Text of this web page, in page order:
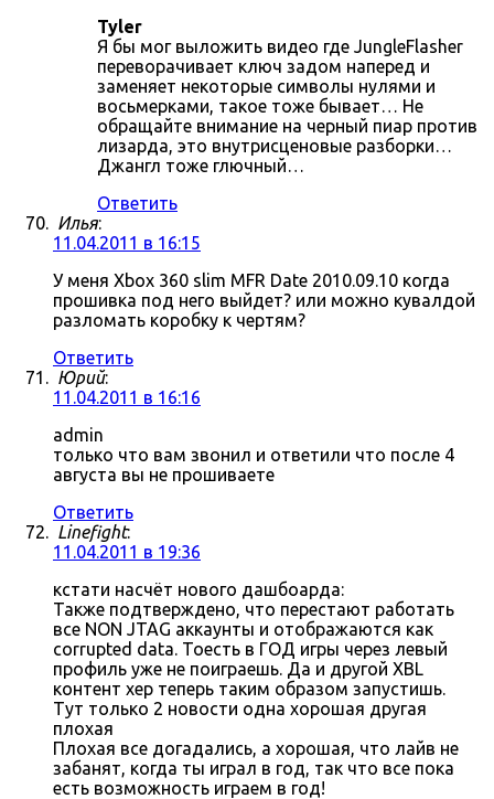
Tyler
Я бы мог выложить видео где JungleFlasher
переворачивает ключ задом наперед и
заменяет некоторые символы нулями и
восьмерками, такое тоже бывает… Не
обращайте внимание на черный пиар против
лизарда, это внутрисценовые разборки…
Джангл тоже глючный…
Ответить
Илья:
11.04.2011 в 16:15
У меня Xbox 360 slim MFR Date 2010.09.10 когда
прошивка под него выйдет? или можно кувалдой
разломать коробку к чертям?
Ответить
Юрий:
11.04.2011 в 16:16
admin
только что вам звонил и ответили что после 4
августа вы не прошиваете
Ответить
Linefight:
11.04.2011 в 19:36
кстати насчёт нового дашбоарда:
Также подтверждено, что перестают работать
все NON JTAG аккаунты и отображаются как
corrupted data. Тоесть в ГОД игры через левый
профиль уже не поиграешь. Да и другой XBL
контент хер теперь таким образом запустишь.
Тут только 2 новости одна хорошая другая
плохая
Плохая все догадались, а хорошая, что лайв не
забанят, когда ты играл в год, так что все пока
есть возможность играем в год!